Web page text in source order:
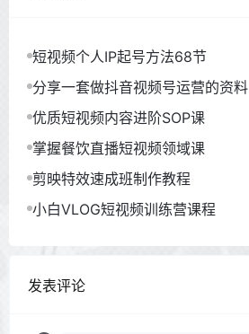
短视频个人IP起号方法68节
分享一套做抖音视频号运营的资料
优质短视频内容进阶SOP课
掌握餐饮直播短视频领域课
剪映特效速成班制作教程
小白VLOG短视频训练营课程
发表评论